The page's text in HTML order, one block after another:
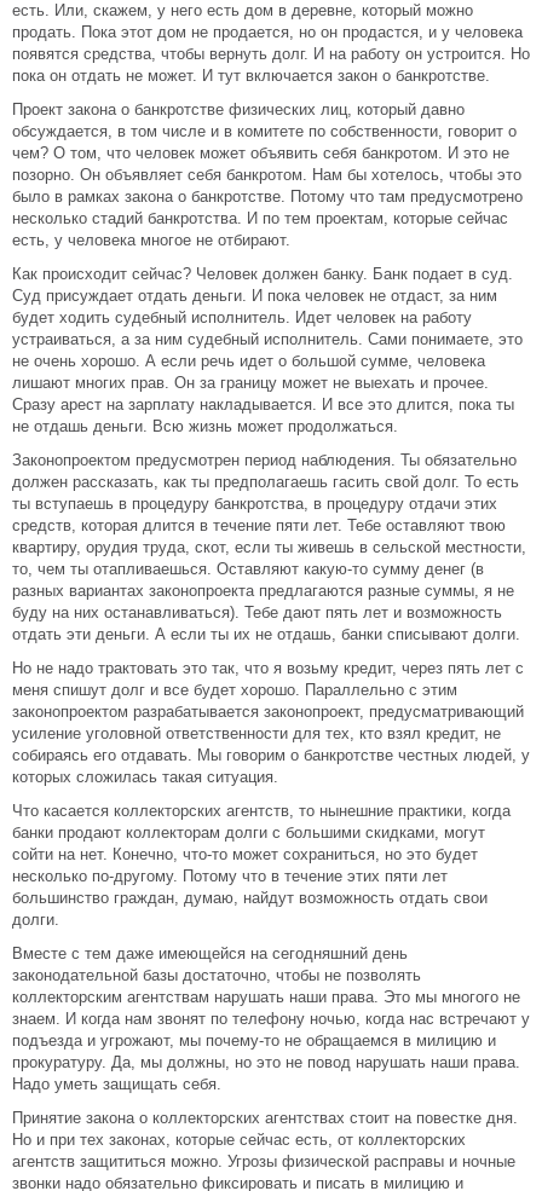
есть. Или, скажем, у него есть дом в деревне, который можно
продать. Пока этот дом не продается, но он продастся, и у человека
появятся средства, чтобы вернуть долг. И на работу он устроится. Но
пока он отдать не может. И тут включается закон о банкротстве.
Проект закона о банкротстве физических лиц, который давно
обсуждается, в том числе и в комитете по собственности, говорит о
чем? О том, что человек может объявить себя банкротом. И это не
позорно. Он объявляет себя банкротом. Нам бы хотелось, чтобы это
было в рамках закона о банкротстве. Потому что там предусмотрено
несколько стадий банкротства. И по тем проектам, которые сейчас
есть, у человека многое не отбирают.
Как происходит сейчас? Человек должен банку. Банк подает в суд.
Суд присуждает отдать деньги. И пока человек не отдаст, за ним
будет ходить судебный исполнитель. Идет человек на работу
устраиваться, а за ним судебный исполнитель. Сами понимаете, это
не очень хорошо. А если речь идет о большой сумме, человека
лишают многих прав. Он за границу может не выехать и прочее.
Сразу арест на зарплату накладывается. И все это длится, пока ты
не отдашь деньги. Всю жизнь может продолжаться.
Законопроектом предусмотрен период наблюдения. Ты обязательно
должен рассказать, как ты предполагаешь гасить свой долг. То есть
ты вступаешь в процедуру банкротства, в процедуру отдачи этих
средств, которая длится в течение пяти лет. Тебе оставляют твою
квартиру, орудия труда, скот, если ты живешь в сельской местности,
то, чем ты отапливаешься. Оставляют какую-то сумму денег (в
разных вариантах законопроекта предлагаются разные суммы, я не
буду на них останавливаться). Тебе дают пять лет и возможность
отдать эти деньги. А если ты их не отдашь, банки списывают долги.
Но не надо трактовать это так, что я возьму кредит, через пять лет с
меня спишут долг и все будет хорошо. Параллельно с этим
законопроектом разрабатывается законопроект, предусматривающий
усиление уголовной ответственности для тех, кто взял кредит, не
собираясь его отдавать. Мы говорим о банкротстве честных людей, у
которых сложилась такая ситуация.
Что касается коллекторских агентств, то нынешние практики, когда
банки продают коллекторам долги с большими скидками, могут
сойти на нет. Конечно, что-то может сохраниться, но это будет
несколько по-другому. Потому что в течение этих пяти лет
большинство граждан, думаю, найдут возможность отдать свои
долги.
Вместе с тем даже имеющейся на сегодняшний день
законодательной базы достаточно, чтобы не позволять
коллекторским агентствам нарушать наши права. Это мы многого не
знаем. И когда нам звонят по телефону ночью, когда нас встречают у
подъезда и угрожают, мы почему-то не обращаемся в милицию и
прокуратуру. Да, мы должны, но это не повод нарушать наши права.
Надо уметь защищать себя.
Принятие закона о коллекторских агентствах стоит на повестке дня.
Но и при тех законах, которые сейчас есть, от коллекторских
агентств защититься можно. Угрозы физической расправы и ночные
звонки надо обязательно фиксировать и писать в милицию и